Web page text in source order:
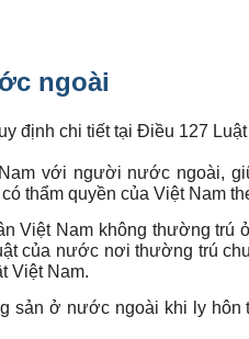
ngoài
định chi tiết tại Điều 127
với người nước ngoài,
thẩm quyền của Việt Nam
Việt Nam không thường trú
của nước nơi thường trú
Việt Nam.
sản ở nước ngoài khi ly